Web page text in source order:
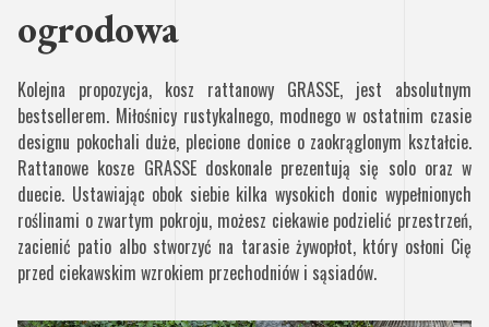
ogrodowa
Kolejna propozycja, kosz rattanowy GRASSE, jest absolutnym
bestsellerem. Miłośnicy rustykalnego, modnego w ostatnim czasie
designu pokochali duże, plecione donice o zaokrąglonym kształcie.
Rattanowe kosze GRASSE doskonale prezentują się solo oraz w
duecie. Ustawiając obok siebie kilka wysokich donic wypełnionych
roślinami o zwartym pokroju, możesz ciekawie podzielić przestrzeń,
zacienić patio albo stworzyć na tarasie żywopłot, który osłoni Cię
przed ciekawskim wzrokiem przechodniów i sąsiadów.